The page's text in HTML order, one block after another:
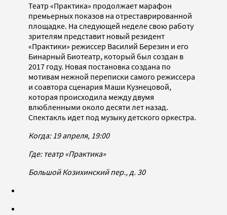
Театр «Практика» продолжает марафон
премьерных показов на отреставрированной
площадке. На следующей неделе свою работу
зрителям представит новый резидент
«Практики» режиссер Василий Березин и его
Бинарный Биотеатр, который был создан в
2017 году. Новая постановка создана по
мотивам нежной переписки самого режиссера
и соавтора сценария Маши Кузнецовой,
которая происходила между двумя
влюбленными около десяти лет назад.
Спектакль идет под музыку детского оркестра.
Когда: 19 апреля, 19:00
Где: театр «Практика»
Большой Козихинский пер., д. 30